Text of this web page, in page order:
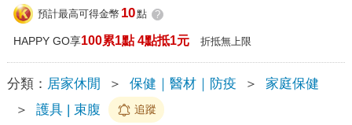
預計最高可得金幣 10點 ?
HAPPY GO享100累1點 4點抵1元 折抵無上限
分類： 居家休閒 ＞ 保健｜醫材｜防疫 ＞
家庭保健
＞
護具 | 束腹 追蹤